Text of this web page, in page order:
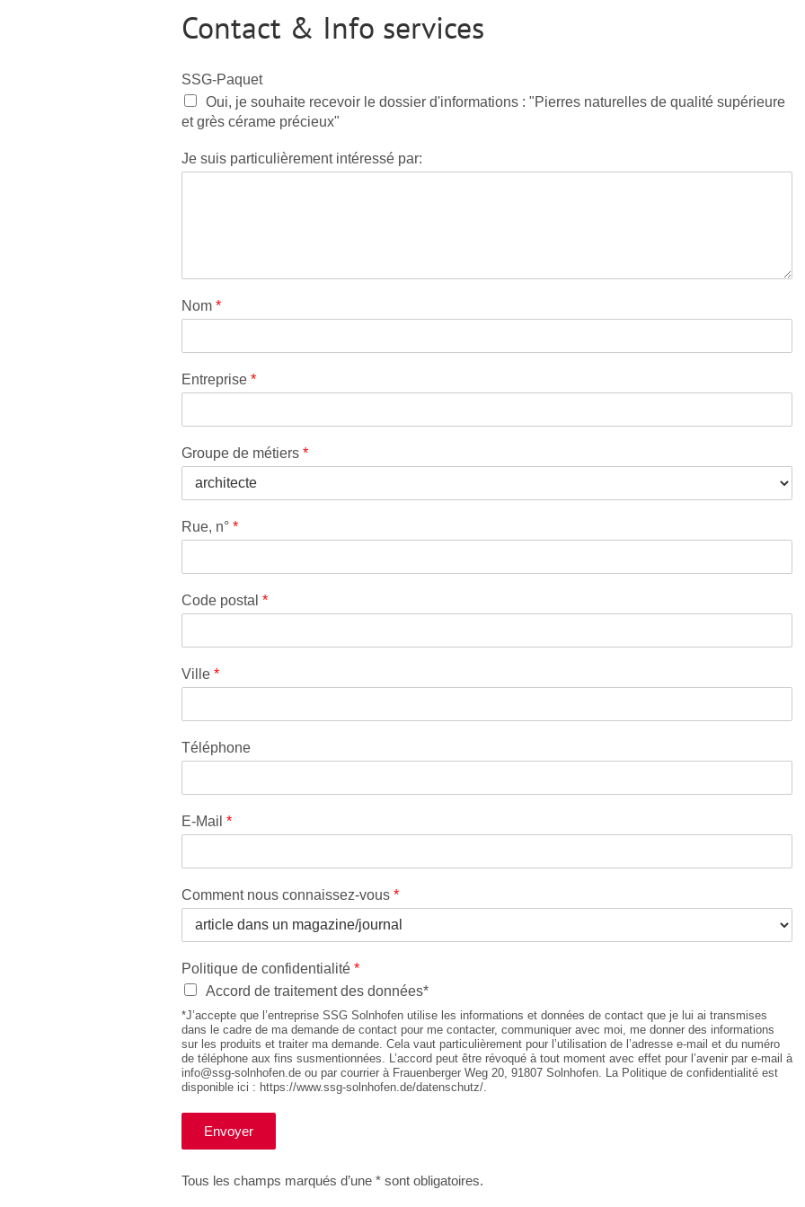
Contact & Info services
SSG-Paquet
Oui, je souhaite recevoir le dossier d'informations : "Pierres naturelles de qualité supérieure
et grès cérame précieux"
Je suis particulièrement intéressé par:
Nom *
Entreprise *
Groupe de métiers *
Rue, n° *
Code postal *
Ville *
Téléphone
E-Mail *
Comment nous connaissez-vous *
Politique de confidentialité *
Accord de traitement des données*
*J’accepte que l’entreprise SSG Solnhofen utilise les informations et données de contact que je lui ai transmises
dans le cadre de ma demande de contact pour me contacter, communiquer avec moi, me donner des informations
sur les produits et traiter ma demande. Cela vaut particulièrement pour l’utilisation de l’adresse e-mail et du numéro
de téléphone aux fins susmentionnées. L’accord peut être révoqué à tout moment avec effet pour l’avenir par e-mail à
info@ssg-solnhofen.de ou par courrier à Frauenberger Weg 20, 91807 Solnhofen. La Politique de confidentialité est
disponible ici : https://www.ssg-solnhofen.de/datenschutz/.
Envoyer
Tous les champs marqués d’une * sont obligatoires.